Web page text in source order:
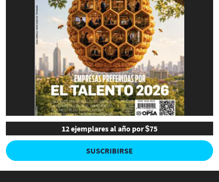
12 ejemplares al año por $75
SUSCRIBIRSE